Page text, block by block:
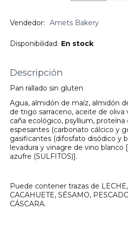
Vendedor: Amets Bakery
Disponibilidad: En stock
Descripción
Pan rallado sin gluten
Agua, almidón de maíz, almidón
de trigo sarraceno, aceite de oliva
caña ecológico, psyllium, proteína
espesantes (carbonato cálcico y
gasificantes (difosfato disódico y
levadura y vinagre de vino blanco
azufre (SULFITOS)].
Puede contener trazas de
CACAHUETE, SÉSAMO,
CÁSCARA.